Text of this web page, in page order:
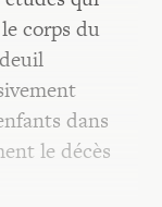
corps du
dans
le décès